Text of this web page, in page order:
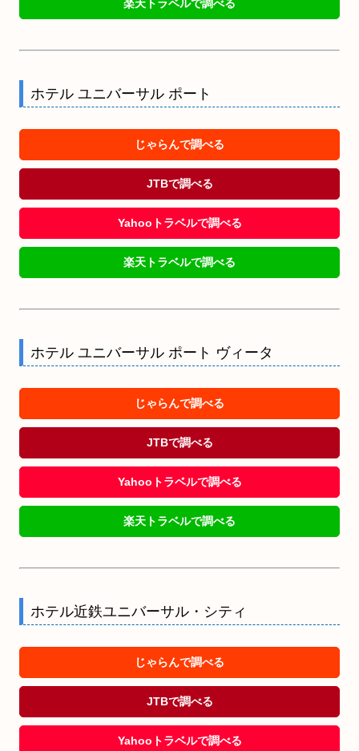
楽天トラベルで調べる
ホテル ユニバーサル ポート
じゃらんで調べる
JTBで調べる
Yahooトラベルで調べる
楽天トラベルで調べる
ホテル ユニバーサル ポート ヴィータ
じゃらんで調べる
JTBで調べる
Yahooトラベルで調べる
楽天トラベルで調べる
ホテル近鉄ユニバーサル・シティ
じゃらんで調べる
JTBで調べる
Yahooトラベルで調べる